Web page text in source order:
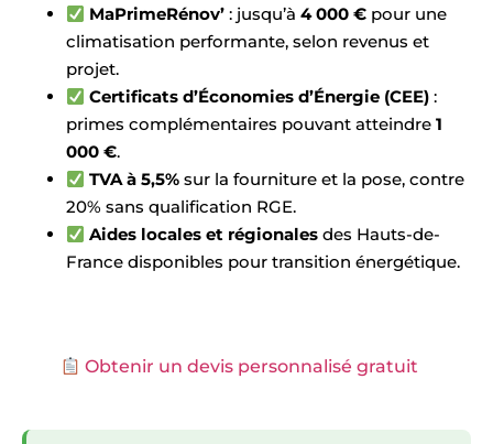
MaPrimeRénov’ : jusqu’à4 000 € pour une
climatisation performante, selon revenus et
projet.
Certificats d’Économies d’Énergie (CEE) :
primes complémentaires pouvant atteindre 1
000 €.
TVA à 5,5% sur la fourniture et la pose, contre
20% sans qualification RGE.
Aides locales et régionales des Hauts-de-
France disponibles pour transition énergétique.
Obtenir un devis personnalisé gratuit